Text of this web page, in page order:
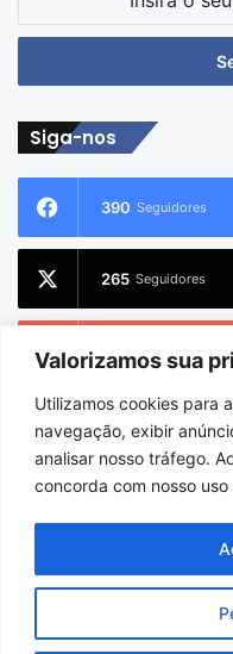
Valorizamos sua
Utilizamos cookies para
navegação, exibir
analisar nosso tráfego.
concorda com nosso
seu
de
Siga-nos
390 Seguidores
265 Seguidores
2.733 Seguidores
Início